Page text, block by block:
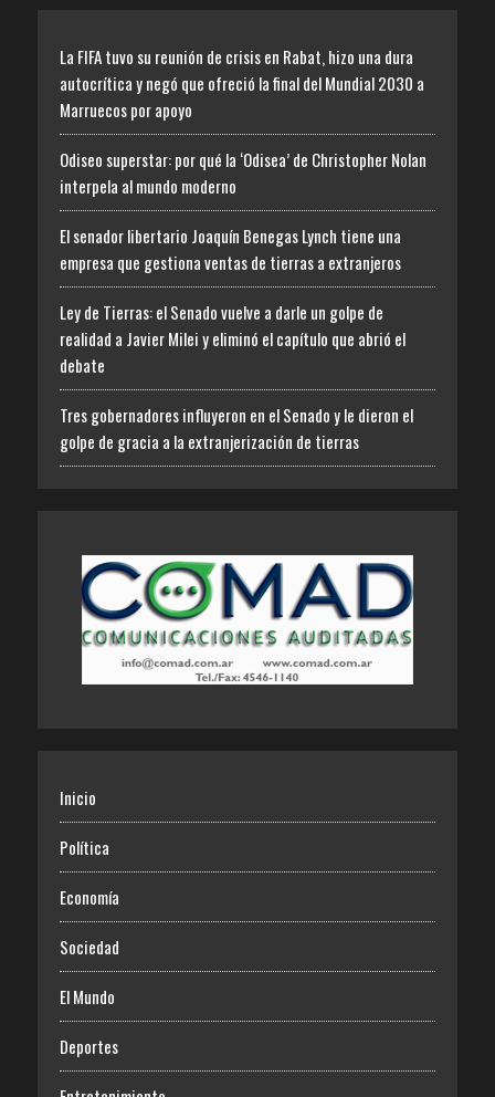
La FIFA tuvo su reunión de crisis en Rabat, hizo una dura
autocrítica y negó que ofreció la final del Mundial 2030 a
Marruecos por apoyo
Odiseo superstar: por qué la ‘Odisea’ de Christopher Nolan
interpela al mundo moderno
El senador libertario Joaquín Benegas Lynch tiene una
empresa que gestiona ventas de tierras a extranjeros
Ley de Tierras: el Senado vuelve a darle un golpe de
realidad a Javier Milei y eliminó el capítulo que abrió el
debate
Tres gobernadores influyeron en el Senado y le dieron el
golpe de gracia a la extranjerización de tierras
Inicio
Política
Economía
Sociedad
El Mundo
Deportes